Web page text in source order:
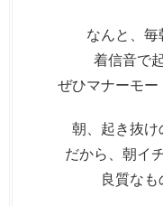
なんと、毎
着信音で
ぜひマナーモ
朝、起き抜け
だから、朝イ
良質なも